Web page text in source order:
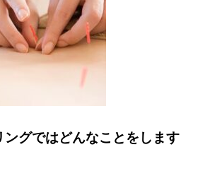
ングではどんなことをします